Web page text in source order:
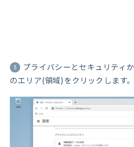
5 プライバシーとセキュリティ
のエリア(領域)をクリックします。